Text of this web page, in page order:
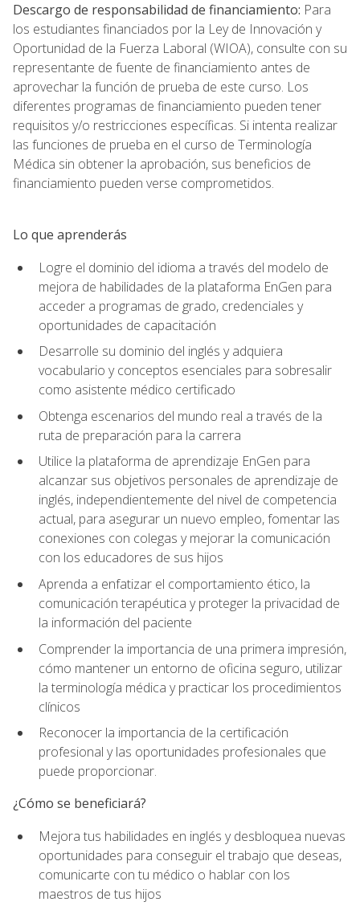
Descargo de responsabilidad de financiamiento: Para
los estudiantes financiados por la Ley de Innovación y
Oportunidad de la Fuerza Laboral (WIOA), consulte con su
representante de fuente de financiamiento antes de
aprovechar la función de prueba de este curso. Los
diferentes programas de financiamiento pueden tener
requisitos y/o restricciones específicas. Si intenta realizar
las funciones de prueba en el curso de Terminología
Médica sin obtener la aprobación, sus beneficios de
financiamiento pueden verse comprometidos.
Lo que aprenderás
Logre el dominio del idioma a través del modelo de
mejora de habilidades de la plataforma EnGen para
acceder a programas de grado, credenciales y
oportunidades de capacitación
Desarrolle su dominio del inglés y adquiera
vocabulario y conceptos esenciales para sobresalir
como asistente médico certificado
Obtenga escenarios del mundo real a través de la
ruta de preparación para la carrera
Utilice la plataforma de aprendizaje EnGen para
alcanzar sus objetivos personales de aprendizaje de
inglés, independientemente del nivel de competencia
actual, para asegurar un nuevo empleo, fomentar las
conexiones con colegas y mejorar la comunicación
con los educadores de sus hijos
Aprenda a enfatizar el comportamiento ético, la
comunicación terapéutica y proteger la privacidad de
la información del paciente
Comprender la importancia de una primera impresión,
cómo mantener un entorno de oficina seguro, utilizar
la terminología médica y practicar los procedimientos
clínicos
Reconocer la importancia de la certificación
profesional y las oportunidades profesionales que
puede proporcionar.
¿Cómo se beneficiará?
Mejora tus habilidades en inglés y desbloquea nuevas
oportunidades para conseguir el trabajo que deseas,
comunicarte con tu médico o hablar con los
maestros de tus hijos